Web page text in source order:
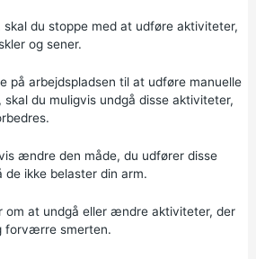
skal du stoppe med at udføre aktiviteter,
og sener.
på arbejdspladsen til at udføre manuelle
du muligvis undgå disse aktiviteter,
ændre den måde, du udfører disse
ikke belaster din arm.
om at undgå eller ændre aktiviteter, der
forværre smerten.